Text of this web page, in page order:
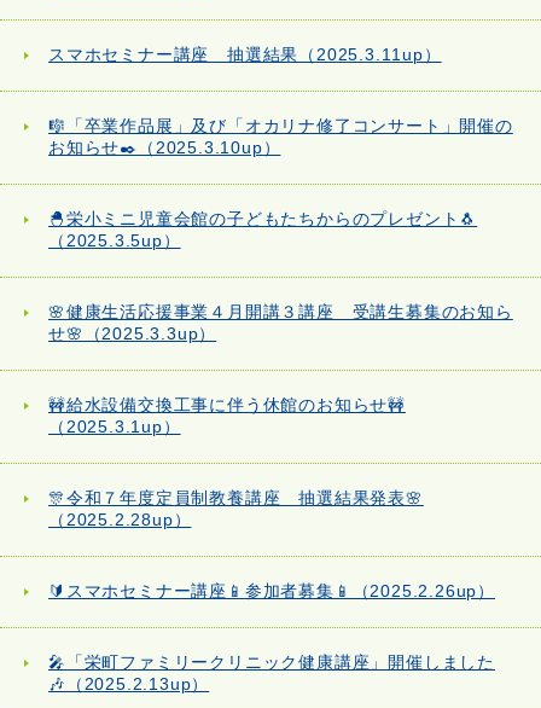
スマホセミナー講座 抽選結果（2025.3.11up）
🎼「卒業作品展」及び「オカリナ修了コンサート」開催の
お知らせ✒️（2025.3.10up）
🐣栄小ミニ児童会館の子どもたちからのプレゼント🐧
（2025.3.5up）
🌸健康生活応援事業４月開講３講座 受講生募集のお知ら
せ🌸（2025.3.3up）
🚧給水設備交換工事に伴う休館のお知らせ🚧
（2025.3.1up）
🎊令和７年度定員制教養講座 抽選結果発表🌸
（2025.2.28up）
🔰スマホセミナー講座📱参加者募集📱（2025.2.26up）
🎤「栄町ファミリークリニック健康講座」開催しました
🎶（2025.2.13up）